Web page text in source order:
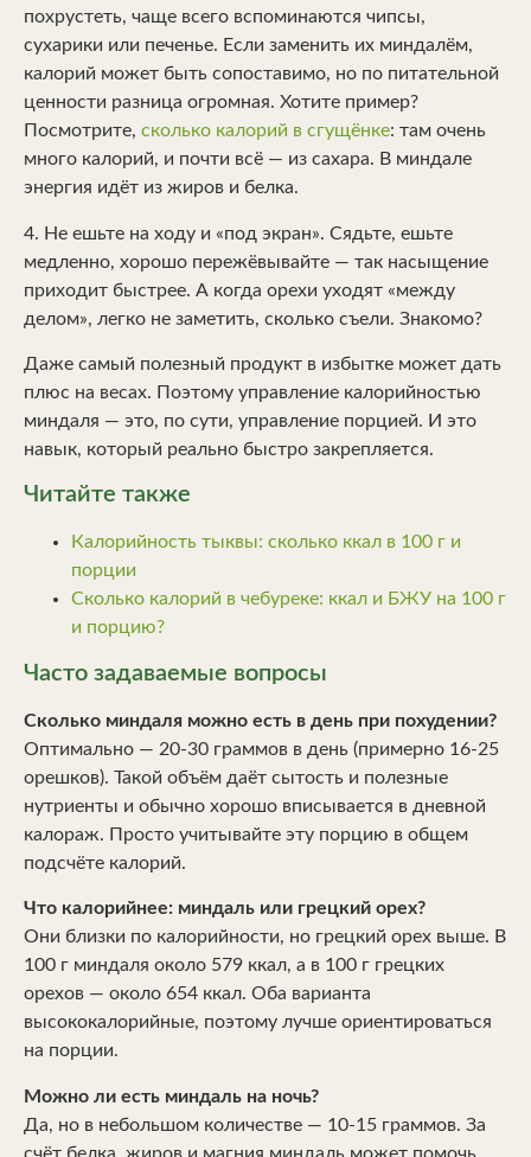
похрустеть, чаще всего вспоминаются чипсы,
сухарики или печенье. Если заменить их миндалём,
калорий может быть сопоставимо, но по питательной
ценности разница огромная. Хотите пример?
Посмотрите, сколько калорий в сгущёнке: там очень
много калорий, и почти всё — из сахара. В миндале
энергия идёт из жиров и белка.
4. Не ешьте на ходу и «под экран». Сядьте, ешьте
медленно, хорошо пережёвывайте — так насыщение
приходит быстрее. А когда орехи уходят «между
делом», легко не заметить, сколько съели. Знакомо?
Даже самый полезный продукт в избытке может дать
плюс на весах. Поэтому управление калорийностью
миндаля — это, по сути, управление порцией. И это
навык, который реально быстро закрепляется.
Читайте также
Калорийность тыквы: сколько ккал в 100 г и
порции
Сколько калорий в чебуреке: ккал и БЖУ на 100 г
и порцию?
Часто задаваемые вопросы
Сколько миндаля можно есть в день при похудении?
Оптимально — 20-30 граммов в день (примерно 16-25
орешков). Такой объём даёт сытость и полезные
нутриенты и обычно хорошо вписывается в дневной
калораж. Просто учитывайте эту порцию в общем
подсчёте калорий.
Что калорийнее: миндаль или грецкий орех?
Они близки по калорийности, но грецкий орех выше. В
100 г миндаля около 579 ккал, а в 100 г грецких
орехов — около 654 ккал. Оба варианта
высококалорийные, поэтому лучше ориентироваться
на порции.
Можно ли есть миндаль на ночь?
Да, но в небольшом количестве — 10-15 граммов. За
счёт белка, жиров и магния миндаль может помочь